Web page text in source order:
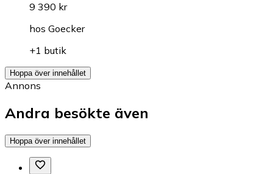
9 390 kr
hos Goecker
+1 butik
Hoppa över innehållet
Annons
Andra besökte även
Hoppa över innehållet